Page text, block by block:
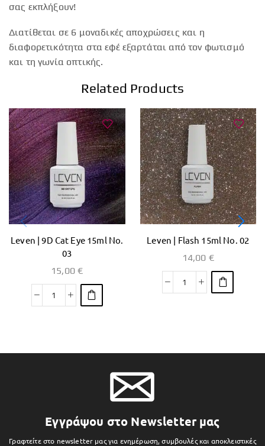
σας εκπλήξουν!
Διατίθεται σε 6 μοναδικές αποχρώσεις και η
διαφορετικότητα στα εφέ εξαρτάται από τον φωτισμό
και τη γωνία οπτικής.
Related Products
Leven | 9D Cat Eye 15ml No.
03
15,00€
Leven | Flash 15ml No. 02
14,00 €
Εγγράψου στο Newsletter μας
Γραφτείτε στο newsletter μας για ενημέρωση, συμβουλές και αποκλειστικές